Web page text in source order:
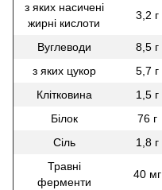
з яких насичені
жирні кислоти
3,2 г
Вуглеводи 8,5 г
з яких цукор
5,7 г
Клітковина
1,5 г
Білок
76 г
Сіль
1,8 г
Травні
ферменти
40 мг